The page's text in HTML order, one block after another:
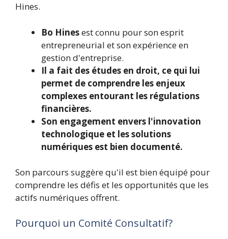
Hines.
Bo Hinesest connu pour son esprit
entrepreneurial et son expérience en
gestion d'entreprise.
Il a fait des études en droit, ce qui lui
permet de comprendre les enjeux
complexes entourant les régulations
financières.
Son engagement envers l'innovation
technologique et les solutions
numériques est bien documenté.
Son parcours suggère qu'il est bien équipé pour
comprendre les défis et les opportunités que les
actifs numériques offrent.
Pourquoi un Comité Consultatif?